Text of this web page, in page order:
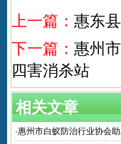
上一篇： 惠东
下一篇： 惠州
四害消杀站
相关文章
·惠州市白蚁防治行业协会